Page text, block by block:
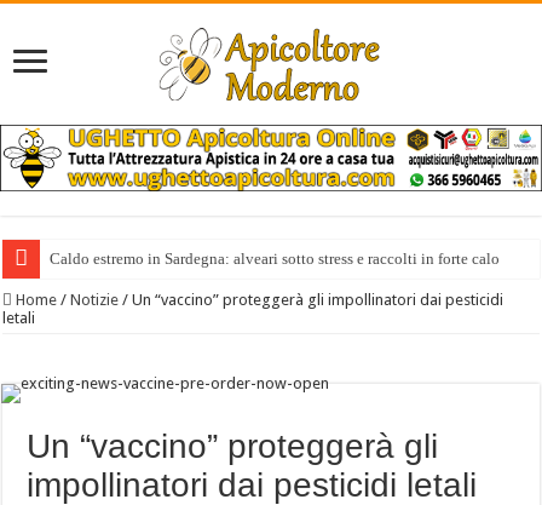
Caldo estremo in Sardegna: alveari sotto stress e raccolti in forte calo
Home / Notizie / Un “vaccino” proteggerà gli impollinatori dai pesticidi
letali
Un “vaccino” proteggerà gli
impollinatori dai pesticidi letali